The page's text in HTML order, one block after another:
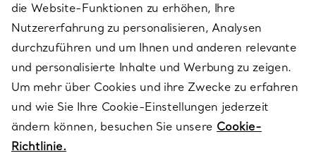
ÜBER TIFFANY & CO.
RECHTLICHE HINWEISE
FOLGEN SIE UNS
die Website-Funktionen zu erhöhen, Ihre
Nutzererfahrung zu personalisieren, Analysen
durchzuführen und um Ihnen und anderen relevante
und personalisierte Inhalte und Werbung zu zeigen.
Um mehr über Cookies und ihre Zwecke zu erfahren
und wie Sie Ihre Cookie-Einstellungen jederzeit
ändern können, besuchen Sie unsere Cookie-
Richtlinie.